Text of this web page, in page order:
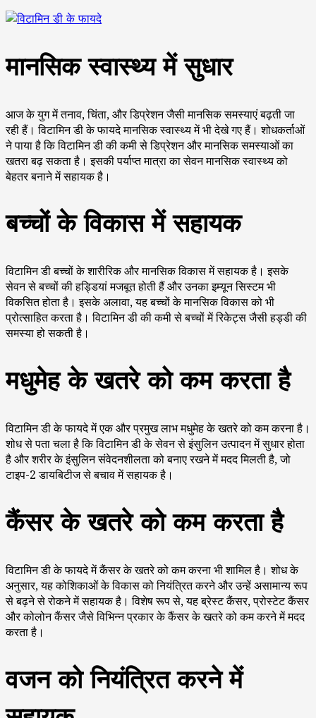
मानसिक स्वास्थ्य में सुधार
आज के युग में तनाव, चिंता, और डिप्रेशन जैसी मानसिक समस्याएं बढ़ती जा
रही हैं। विटामिन डी के फायदे मानसिक स्वास्थ्य में भी देखे गए हैं। शोधकर्ताओं
ने पाया है कि विटामिन डी की कमी से डिप्रेशन और मानसिक समस्याओं का
खतरा बढ़ सकता है। इसकी पर्याप्त मात्रा का सेवन मानसिक स्वास्थ्य को
बेहतर बनाने में सहायक है।
बच्चों के विकास में सहायक
विटामिन डी बच्चों के शारीरिक और मानसिक विकास में सहायक है। इसके
सेवन से बच्चों की हड्डियां मजबूत होती हैं और उनका इम्यून सिस्टम भी
विकसित होता है। इसके अलावा, यह बच्चों के मानसिक विकास को भी
प्रोत्साहित करता है। विटामिन डी की कमी से बच्चों में रिकेट्स जैसी हड्डी की
समस्या हो सकती है।
मधुमेह के खतरे को कम करता है
विटामिन डी के फायदे में एक और प्रमुख लाभ मधुमेह के खतरे को कम करना है।
शोध से पता चला है कि विटामिन डी के सेवन से इंसुलिन उत्पादन में सुधार होता
है और शरीर के इंसुलिन संवेदनशीलता को बनाए रखने में मदद मिलती है, जो
टाइप-2 डायबिटीज से बचाव में सहायक है।
कैंसर के खतरे को कम करता है
विटामिन डी के फायदे में कैंसर के खतरे को कम करना भी शामिल है। शोध के
अनुसार, यह कोशिकाओं के विकास को नियंत्रित करने और उन्हें असामान्य रूप
से बढ़ने से रोकने में सहायक है। विशेष रूप से, यह ब्रेस्ट कैंसर, प्रोस्टेट कैंसर
और कोलोन कैंसर जैसे विभिन्न प्रकार के कैंसर के खतरे को कम करने में मदद
करता है।
वजन को नियंत्रित करने में